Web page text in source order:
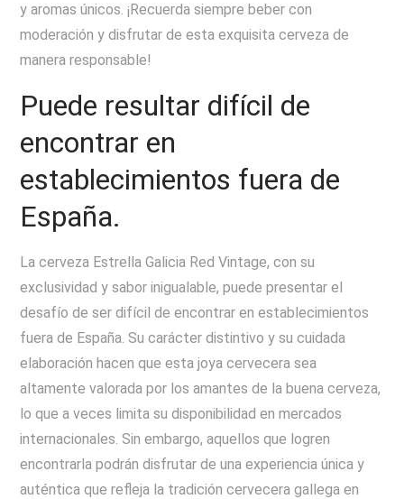
y aromas únicos. ¡Recuerda siempre beber con
moderación y disfrutar de esta exquisita cerveza de
manera responsable!
Puede resultar difícil de
encontrar en
establecimientos fuera de
España.
La cerveza Estrella Galicia Red Vintage, con su
exclusividad y sabor inigualable, puede presentar el
desafío de ser difícil de encontrar en establecimientos
fuera de España. Su carácter distintivo y su cuidada
elaboración hacen que esta joya cervecera sea
altamente valorada por los amantes de la buena cerveza,
lo que a veces limita su disponibilidad en mercados
internacionales. Sin embargo, aquellos que logren
encontrarla podrán disfrutar de una experiencia única y
auténtica que refleja la tradición cervecera gallega en